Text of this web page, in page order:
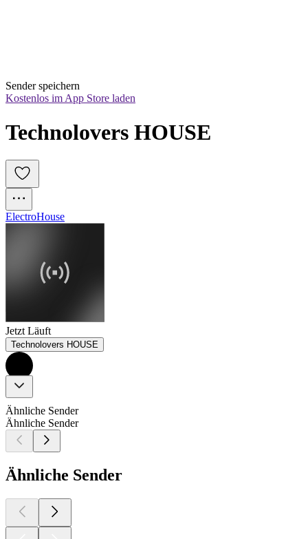
Sender speichern
Kostenlos im App Store laden
Technolovers HOUSE
ElectroHouse
Jetzt Läuft
Technolovers HOUSE
Ähnliche Sender
Ähnliche Sender
Ähnliche Sender